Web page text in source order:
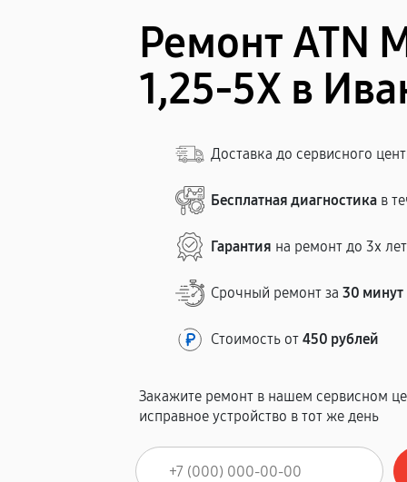
Ремонт ATN
1,25-5X в
Доставка до сервисного
Бесплатная диагностика в
Гарантия на ремонт до 3х лет
Срочный ремонт за30 минут
Стоимость от450 рублей
Закажите ремонт в нашем сервисном
исправное устройство в тот же день